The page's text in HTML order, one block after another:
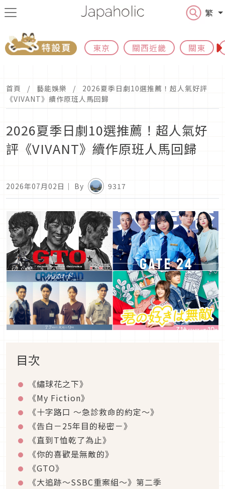
繁
東京 關西近畿 關東
首頁 藝能娛樂
2026夏季日劇10選推薦！超人氣好評
《VIVANT》續作原班人馬回歸
2026夏季日劇10選推薦！超人氣好
評《VIVANT》續作原班人馬回歸
2026年07月02日 ｜ By 9317
目次
《繡球花之下》
《My Fiction》
《十字路口 ～急診救命的約定～》
《告白－25年目的秘密－》
《直到T恤乾了為止》
《你的喜歡是無敵的》
《GTO》
《大追跡～SSBC重案組～》第二季